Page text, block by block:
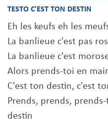
TESTO C'EST TON DESTIN
Eh les keufs eh les
La banlieue c'est pas
La banlieue c'est
Alors prends-toi en
C'est ton destin, c'est
Prends, prends,
destin